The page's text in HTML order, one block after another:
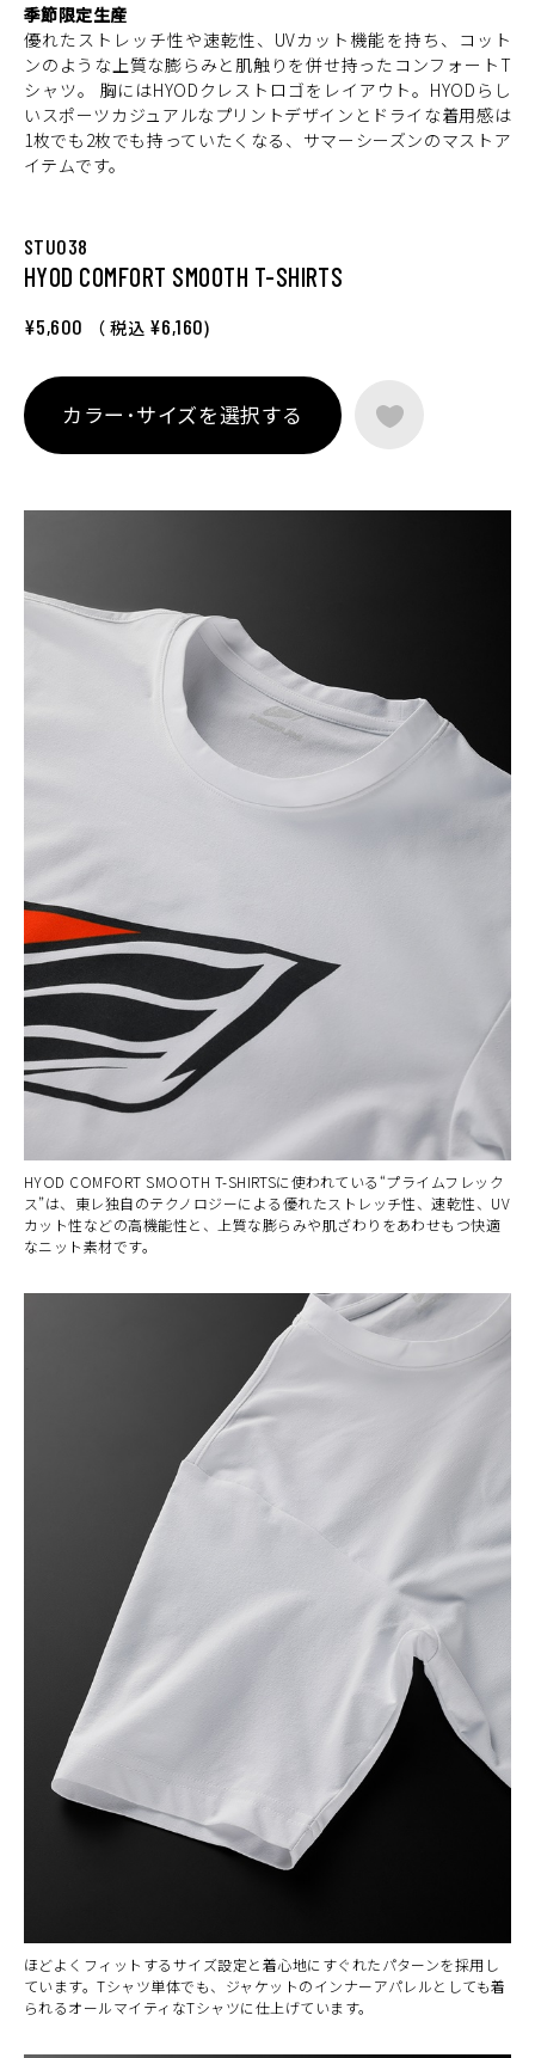
季節限定生産
優れたストレッチ性や速乾性、UVカット機能を持ち、コット
ンのような上質な膨らみと肌触りを併せ持ったコンフォートT
シャツ。 胸にはHYODクレストロゴをレイアウト。HYODらし
いスポーツカジュアルなプリントデザインとドライな着用感は
1枚でも2枚でも持っていたくなる、サマーシーズンのマストア
イテムです。
STU038
HYOD COMFORT SMOOTH T-SHIRTS
¥5,600 （ 税込 ¥6,160)
カラー･サイズを選択する
HYOD COMFORT SMOOTH T-SHIRTSに使われている“プライムフレック
ス”は、東レ独自のテクノロジーによる優れたストレッチ性、速乾性、UV
カット性などの高機能性と、上質な膨らみや肌ざわりをあわせもつ快適
なニット素材です。
ほどよくフィットするサイズ設定と着心地にすぐれたパターンを採用し
ています。Tシャツ単体でも、ジャケットのインナーアパレルとしても着
られるオールマイティなTシャツに仕上げています。
BLACK
M
¥6,160 (税込)
カートに入れる
L